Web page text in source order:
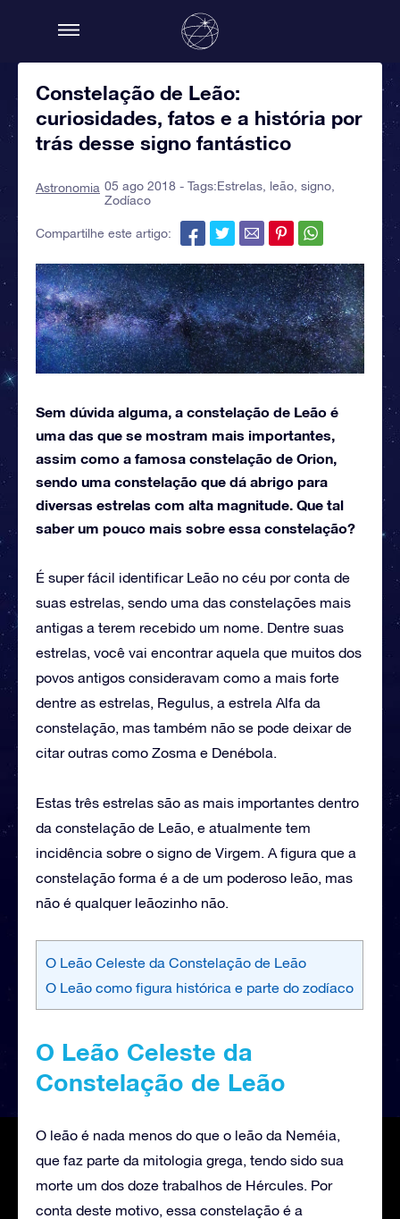
Constelação de Leão:
curiosidades, fatos e a história por
trás desse signo fantástico
Astronomia 05 ago 2018 - Tags:Estrelas leão signo
Zodíaco
Compartilhe este artigo:
Sem dúvida alguma, a constelação de Leão é
uma das que se mostram mais importantes,
assim como a famosa constelação de Orion,
sendo uma constelação que dá abrigo para
diversas estrelas com alta magnitude. Que tal
saber um pouco mais sobre essa constelação?
É super fácil identificar Leão no céu por conta de
suas estrelas, sendo uma das constelações mais
antigas a terem recebido um nome. Dentre suas
estrelas, você vai encontrar aquela que muitos dos
povos antigos consideravam como a mais forte
dentre as estrelas, Regulus, a estrela Alfa da
constelação, mas também não se pode deixar de
citar outras como Zosma e Denébola.
Estas três estrelas são as mais importantes dentro
da constelação de Leão, e atualmente tem
incidência sobre o signo de Virgem. A figura que a
constelação forma é a de um poderoso leão, mas
não é qualquer leãozinho não.
O Leão Celeste da Constelação de Leão
O Leão como figura histórica e parte do zodíaco
O Leão Celeste da
Constelação de Leão
O leão é nada menos do que o leão da Neméia,
que faz parte da mitologia grega, tendo sido sua
morte um dos doze trabalhos de Hércules. Por
conta deste motivo, essa constelação é a